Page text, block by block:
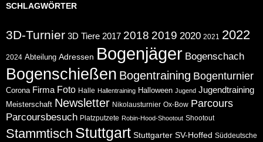
SCHLAGWÖRTER
3D-Turnier 3D Tiere 2017 2018 2019 2020 2021 2022
2024 Abteilung Adressen Bogenjäger Bogenschach
Bogenschießen Bogentraining Bogenturnier
Corona Firma Foto Halle Hallentraining Halloween Jugend Jugendtraining
Meisterschaft Newsletter Nikolausturnier Ox-Bow Parcours
Parcoursbesuch Platzputzete Robin-Hood-Shootout Shootout
Stammtisch Stuttgart Stuttgarter SV-Hoffed Süddeutsche